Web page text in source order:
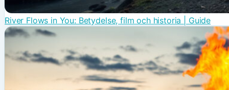
River Flows in You: Betydelse, film och historia | Guide